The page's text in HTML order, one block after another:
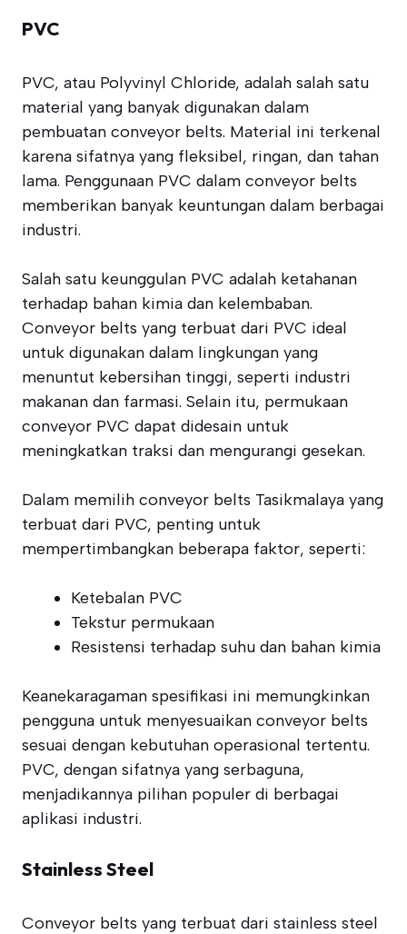
PVC
PVC, atau Polyvinyl Chloride, adalah salah satu
material yang banyak digunakan dalam
pembuatan conveyor belts. Material ini terkenal
karena sifatnya yang fleksibel, ringan, dan tahan
lama. Penggunaan PVC dalam conveyor belts
memberikan banyak keuntungan dalam berbagai
industri.
Salah satu keunggulan PVC adalah ketahanan
terhadap bahan kimia dan kelembaban.
Conveyor belts yang terbuat dari PVC ideal
untuk digunakan dalam lingkungan yang
menuntut kebersihan tinggi, seperti industri
makanan dan farmasi. Selain itu, permukaan
conveyor PVC dapat didesain untuk
meningkatkan traksi dan mengurangi gesekan.
Dalam memilih conveyor belts Tasikmalaya yang
terbuat dari PVC, penting untuk
mempertimbangkan beberapa faktor, seperti:
Ketebalan PVC
Tekstur permukaan
Resistensi terhadap suhu dan bahan kimia
Keanekaragaman spesifikasi ini memungkinkan
pengguna untuk menyesuaikan conveyor belts
sesuai dengan kebutuhan operasional tertentu.
PVC, dengan sifatnya yang serbaguna,
menjadikannya pilihan populer di berbagai
aplikasi industri.
Stainless Steel
Conveyor belts yang terbuat dari stainless steel